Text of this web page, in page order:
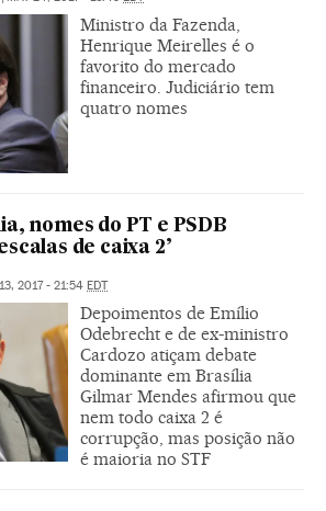
Ministro da Fazenda,
Henrique Meirelles é o
favorito do mercado
financeiro. Judiciário tem
quatro nomes
nomes do PT e PSDB
de caixa 2’
2017 - 21:54 EDT
Depoimentos de Emílio
Odebrecht e de ex-ministro
Cardozo atiçam debate
dominante em Brasília
Gilmar Mendes afirmou que
nem todo caixa 2 é
corrupção, mas posição não
é maioria no STF